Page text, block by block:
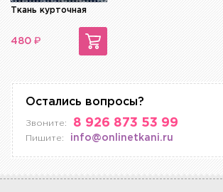
Ткань курточная
480 ₽
Остались вопросы?
Звоните: 8 926 873 53 99
Пишите: info@onlinetkani.ru